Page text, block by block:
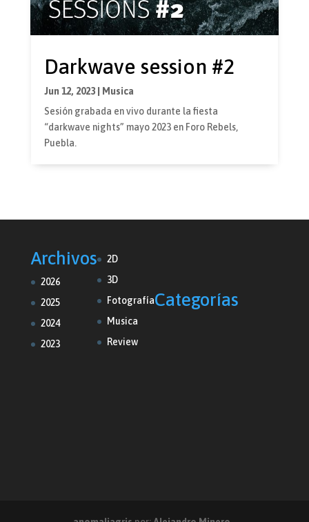
Darkwave session #2
Jun 12, 2023|
Musica
Sesión grabada en vivo durante la fiesta
“darkwave nights” mayo 2023 en Foro Rebels,
Puebla.
Archivos
2026
2025
2024
2023
2D
3D
Fotografía
Musica
Review
Categorías